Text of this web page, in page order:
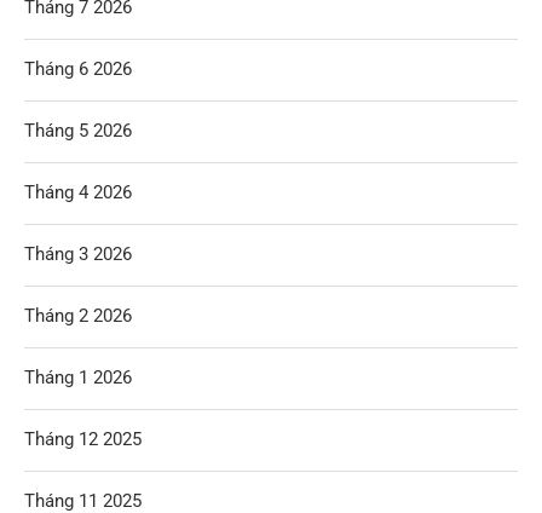
Tháng 7 2026
Tháng 6 2026
Tháng 5 2026
Tháng 4 2026
Tháng 3 2026
Tháng 2 2026
Tháng 1 2026
Tháng 12 2025
Tháng 11 2025